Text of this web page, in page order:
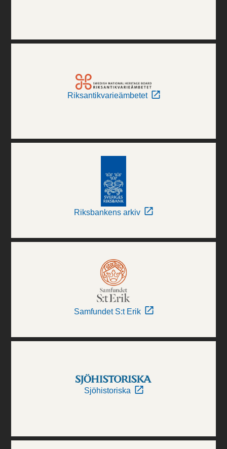
Riksantikvarieämbetet
Riksbankens arkiv
Samfundet S:t Erik
Sjöhistoriska